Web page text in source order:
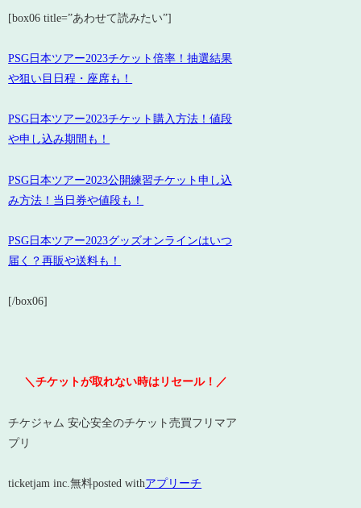
[box06 title=”あわせて読みたい”]
PSG日本ツアー2023チケット倍率！抽選結果
や狙い目日程・座席も！
PSG日本ツアー2023チケット購入方法！値段
や申し込み期間も！
PSG日本ツアー2023公開練習チケット申し込
み方法！当日券や値段も！
PSG日本ツアー2023グッズオンラインはいつ
届く？再販や送料も！
[/box06]
＼チケットが取れない時はリセール！／
チケジャム 安心安全のチケット売買フリマア
プリ
ticketjam inc.無料posted withアプリーチ